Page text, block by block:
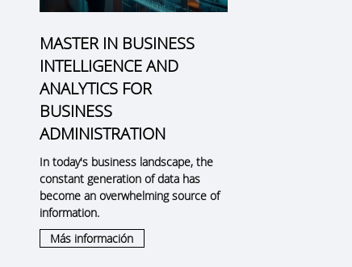
MASTER IN BUSINESS
INTELLIGENCE AND
ANALYTICS FOR
BUSINESS
ADMINISTRATION
In today's business landscape, the
constant generation of data has
become an overwhelming source of
information.
Más información